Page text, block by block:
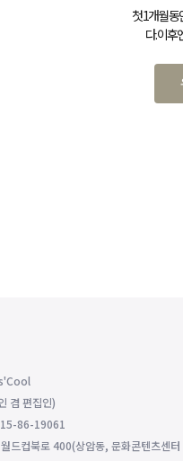
첫 1개월
다. 이후
겸 편집인)
86-19061
드컵북로 400(상암동, 문화콘텐츠센